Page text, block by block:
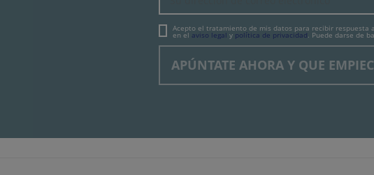
Acepto el tratamiento de mis datos para recibir respuesta
en el aviso legal y política de privacidad. Puede darse de